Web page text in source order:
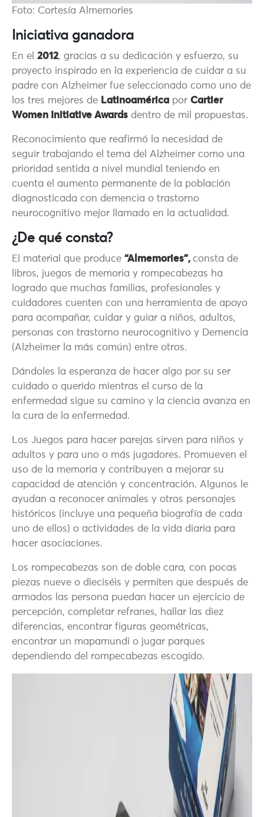
Foto: Cortesía Almemories
Iniciativa ganadora
En el 2012, gracias a su dedicación y esfuerzo, su
proyecto inspirado en la experiencia de cuidar a su
padre con Alzheimer fue seleccionado como uno de
los tres mejores de Latinoamérica por Cartier
Women Initiative Awards dentro de mil propuestas.
Reconocimiento que reafirmó la necesidad de
seguir trabajando el tema del Alzheimer como una
prioridad sentida a nivel mundial teniendo en
cuenta el aumento permanente de la población
diagnosticada con demencia o trastorno
neurocognitivo mejor llamado en la actualidad.
¿De qué consta?
El material que produce “Almemories”, consta de
libros, juegos de memoria y rompecabezas ha
logrado que muchas familias, profesionales y
cuidadores cuenten con una herramienta de apoyo
para acompañar, cuidar y guiar a niños, adultos,
personas con trastorno neurocognitivo y Demencia
(Alzheimer la más común) entre otros.
Dándoles la esperanza de hacer algo por su ser
cuidado o querido mientras el curso de la
enfermedad sigue su camino y la ciencia avanza en
la cura de la enfermedad.
Los Juegos para hacer parejas sirven para niños y
adultos y para uno o más jugadores. Promueven el
uso de la memoria y contribuyen a mejorar su
capacidad de atención y concentración. Algunos le
ayudan a reconocer animales y otros personajes
históricos (incluye una pequeña biografía de cada
uno de ellos) o actividades de la vida diaria para
hacer asociaciones.
Los rompecabezas son de doble cara, con pocas
piezas nueve o dieciséis y permiten que después de
armados las persona puedan hacer un ejercicio de
percepción, completar refranes, hallar las diez
diferencias, encontrar figuras geométricas,
encontrar un mapamundi o jugar parques
dependiendo del rompecabezas escogido.